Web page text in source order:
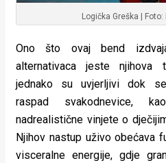
Logička Greška |
Ono što ovaj bend
alternativaca jeste njihova
jednako su uvjerljivi dok
raspad svakodnevice,
nadrealistične vinjete o
Njihov nastup uživo obećava
visceralne energije, gdje